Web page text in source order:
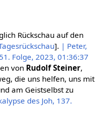
Rückschau auf den
]. | Peter,
Folge, 2023, 01:36:37
von Rudolf Steiner,
die uns helfen, uns mit
am Geistselbst zu
des Joh, 137.